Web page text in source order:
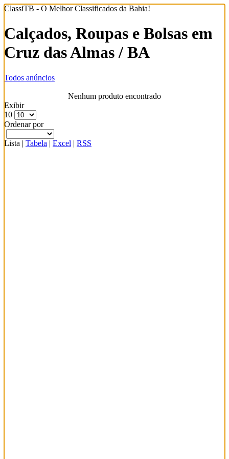
ClassiTB - O Melhor Classificados da Bahia!
Calçados, Roupas e Bolsas em
Cruz das Almas / BA
Todos anúncios
Nenhum produto encontrado
Exibir
10
Ordenar por
Lista | Tabela | Excel | RSS